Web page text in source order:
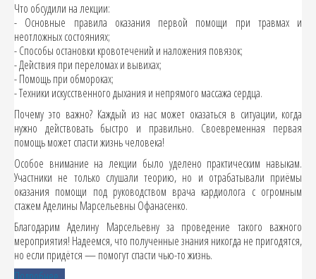
Что обсудили на лекции:
- Основные правила оказания первой помощи при травмах и
неотложных состояниях;
- Способы остановки кровотечений и наложения повязок;
- Действия при переломах и вывихах;
- Помощь при обмороках;
- Техники искусственного дыхания и непрямого массажа сердца.
Почему это важно? Каждый из нас может оказаться в ситуации, когда
нужно действовать быстро и правильно. Своевременная первая
помощь может спасти жизнь человека!
Особое внимание на лекции было уделено практическим навыкам.
Участники не только слушали теорию, но и отрабатывали приёмы
оказания помощи под руководством врача кардиолога с огромным
стажем Аделины Марсельевны Офанасенко.
Благодарим Аделину Марсельевну за проведение такого важного
мероприятия! Надеемся, что полученные знания никогда не пригодятся,
но если придётся — помогут спасти чью-то жизнь.